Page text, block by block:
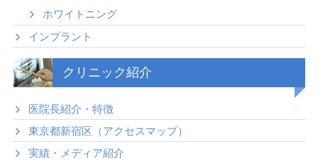
ホワイトニング
インプラント
クリニック紹介
医院長紹介・特徴
東京都新宿区（アクセスマップ）
実績・メディア紹介